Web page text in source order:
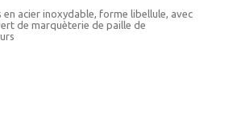
en acier inoxydable, forme libellule, avec
de marquèterie de paille de